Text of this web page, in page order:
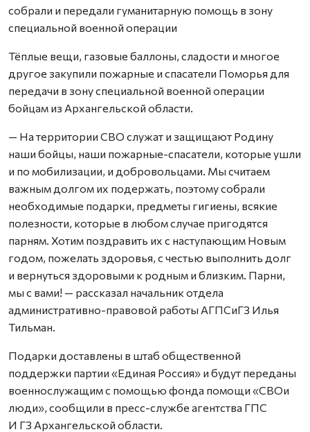
собрали и передали гуманитарную помощь в зону
специальной военной операции
Тёплые вещи, газовые баллоны, сладости и многое
другое закупили пожарные и спасатели Поморья для
передачи в зону специальной военной операции
бойцам из Архангельской области.
— На территории СВО служат и защищают Родину
наши бойцы, наши пожарные-спасатели, которые ушли
и по мобилизации, и добровольцами. Мы считаем
важным долгом их подержать, поэтому собрали
необходимые подарки, предметы гигиены, всякие
полезности, которые в любом случае пригодятся
парням. Хотим поздравить их с наступающим Новым
годом, пожелать здоровья, с честью выполнить долг
и вернуться здоровыми к родным и близким. Парни,
мы с вами! — рассказал начальник отдела
административно-правовой работы АГПСиГЗ Илья
Тильман.
Подарки доставлены в штаб общественной
поддержки партии «Единая Россия» и будут переданы
военнослужащим с помощью фонда помощи «СВОи
люди», сообщили в пресс-службе агентства ГПС
И ГЗ Архангельской области.